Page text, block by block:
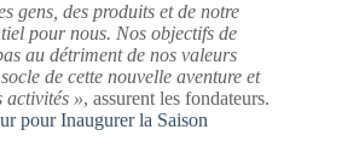
gens, des produits et de notre
pour nous. Nos objectifs de
au détriment de nos valeurs
de cette nouvelle aventure et
activités », assurent les fondateurs.
pour Inaugurer la Saison